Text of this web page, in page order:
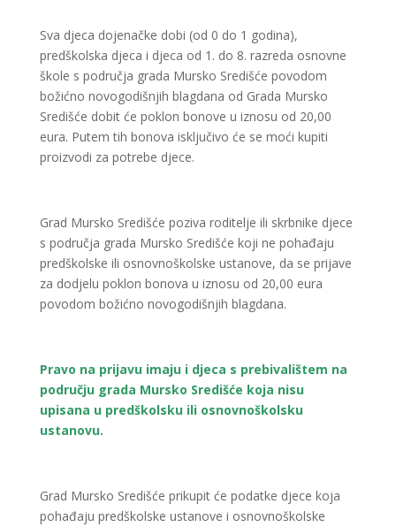
Sva djeca dojenačke dobi (od 0 do 1 godina),
predškolska djeca i djeca od 1. do 8. razreda osnovne
škole s područja grada Mursko Središće povodom
božićno novogodišnjih blagdana od Grada Mursko
Središće dobit će poklon bonove u iznosu od 20,00
eura. Putem tih bonova isključivo će se moći kupiti
proizvodi za potrebe djece.
Grad Mursko Središće poziva roditelje ili skrbnike djece
s područja grada Mursko Središće koji ne pohađaju
predškolske ili osnovnoškolske ustanove, da se prijave
za dodjelu poklon bonova u iznosu od 20,00 eura
povodom božićno novogodišnjih blagdana.
Pravo na prijavu imaju i djeca s prebivalištem na
području grada Mursko Središće koja nisu
upisana u predškolsku ili osnovnoškolsku
ustanovu.
Grad Mursko Središće prikupit će podatke djece koja
pohađaju predškolske ustanove i osnovnoškolske